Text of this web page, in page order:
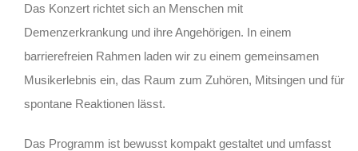
Das Konzert richtet sich an Menschen mit
Demenzerkrankung und ihre Angehörigen. In einem
barrierefreien Rahmen laden wir zu einem gemeinsamen
Musikerlebnis ein, das Raum zum Zuhören, Mitsingen und für
spontane Reaktionen lässt.
Das Programm ist bewusst kompakt gestaltet und umfasst